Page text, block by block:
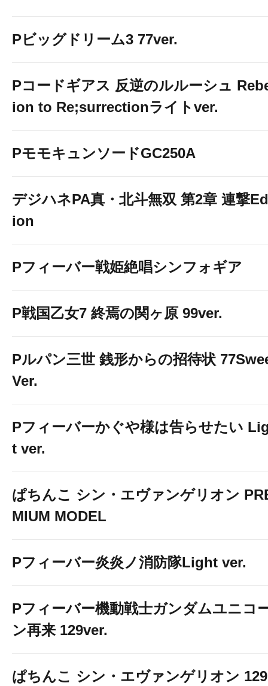
P大海物語5withアグ
Pビッグドリーム3 77ver.
Pコードギアス 反逆のルルーシュ
ion to Re;surrectionライトver.
PモモキュンソードGC250A
デジハネPA真・北斗無双 第2章 連撃
ion
Pフィーバー戦姫絶唱シンフォギア
P戦国乙女7 終焉の関ヶ原 99ver.
Pルパン三世 銭形からの招待状
Ver.
Pフィーバーかぐや様は告らせたい
t ver.
ぱちんこ シン・エヴァンゲリオン
MIUM MODEL
Pフィーバー炎炎ノ消防隊Light ver.
Pフィーバー機動戦士ガンダムユニコ
ン再来 129ver.
ぱちんこ シン・エヴァンゲリオン 129